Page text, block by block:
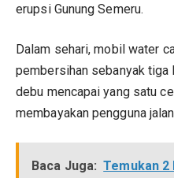
erupsi Gunung Semeru.
Dalam sehari, mobil water
pembersihan sebanyak tiga
debu mencapai yang satu
membayakan pengguna
Baca Juga: Temukan 2